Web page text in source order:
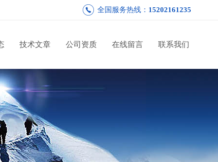
全国服务热线： 15202161235
技术文章 公司资质 在线留言 联系我们